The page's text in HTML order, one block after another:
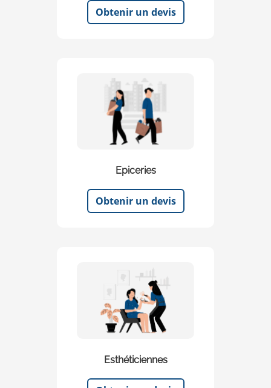
Obtenir un devis
Epiceries
Obtenir un devis
Esthéticiennes